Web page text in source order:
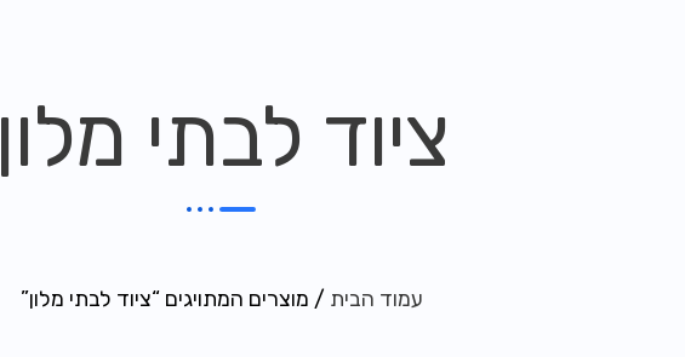
ציוד לבתי מלון
עמוד הבית / מוצרים המתויגים “ציוד לבתי מלון”